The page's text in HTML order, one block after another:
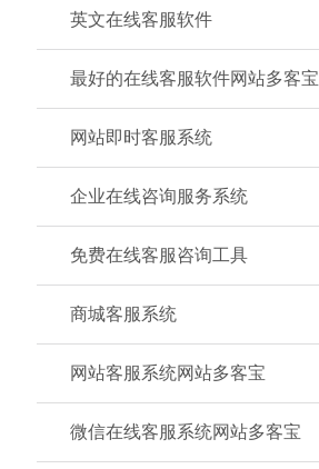
英文在线客服软件
最好的在线客服软件网站多客宝
网站即时客服系统
企业在线咨询服务系统
免费在线客服咨询工具
商城客服系统
网站客服系统网站多客宝
微信在线客服系统网站多客宝